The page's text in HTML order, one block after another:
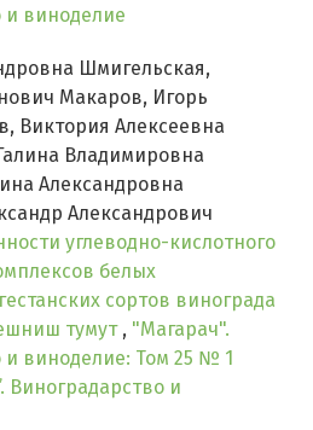
и виноделие
Шмигельская,
Макаров, Игорь
Виктория Алексеевна
Владимировна
Александровна
Александрович
углеводно-кислотного
белых
сортов винограда
тумут , "Магарач".
и виноделие: Том 25 № 1
Виноградарство и